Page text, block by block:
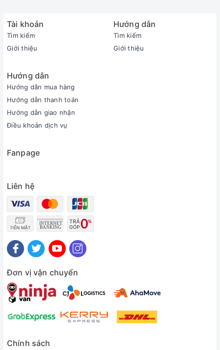
Tài khoản
Tìm kiếm
Giới thiệu
Hướng dẫn
Tìm kiếm
Giới thiệu
Hướng dẫn
Hướng dẫn mua hàng
Hướng dẫn thanh toán
Hướng dẫn giao nhận
Điều khoản dịch vụ
Fanpage
Liên hệ
Đơn vị vận chuyển
Chính sách